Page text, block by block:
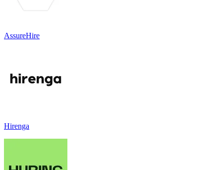
AssureHire
Hirenga